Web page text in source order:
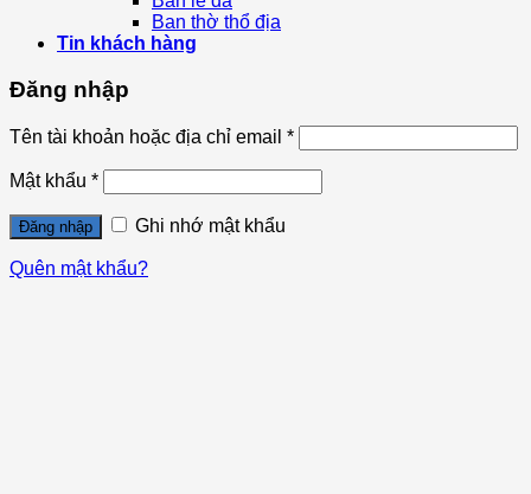
Ban thờ thổ địa
Tin khách hàng
Đăng nhập
Tên tài khoản hoặc địa chỉ email *
Mật khẩu *
Đăng nhập Ghi nhớ mật khẩu
Quên mật khẩu?